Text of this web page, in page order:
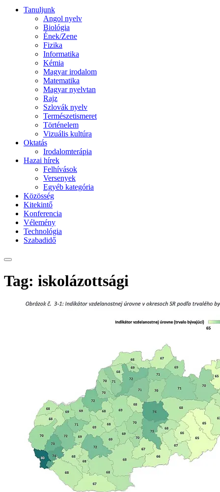
Tanuljunk
Angol nyelv
Biológia
Ének/Zene
Fizika
Informatika
Kémia
Magyar irodalom
Matematika
Magyar nyelvtan
Rajz
Szlovák nyelv
Természetismeret
Történelem
Vizuális kultúra
Oktatás
Irodalomterápia
Hazai hírek
Felhívások
Versenyek
Egyéb kategória
Közösség
Kitekintő
Konferencia
Vélemény
Technológia
Szabadidő
Tag: iskolázottsági